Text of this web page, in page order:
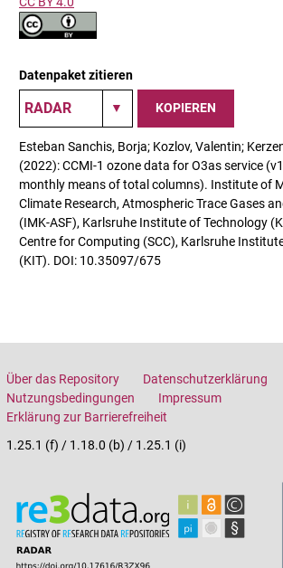
Datenpaket zitieren
KOPIEREN
Esteban Sanchis, Borja; Kozlov, Valentin;
(2022): CCMI-1 ozone data for O3as service
monthly means of total columns). Institute of
Climate Research, Atmospheric Trace Gases
(IMK-ASF), Karlsruhe Institute of Technology
Centre for Computing (SCC), Karlsruhe
(KIT). DOI: 10.35097/675
Über das Repository
Datenschutzerklärung
Nutzungsbedingungen
Impressum
Erklärung zur Barrierefreiheit
1.25.1 (f) / 1.18.0 (b) / 1.25.1 (i)